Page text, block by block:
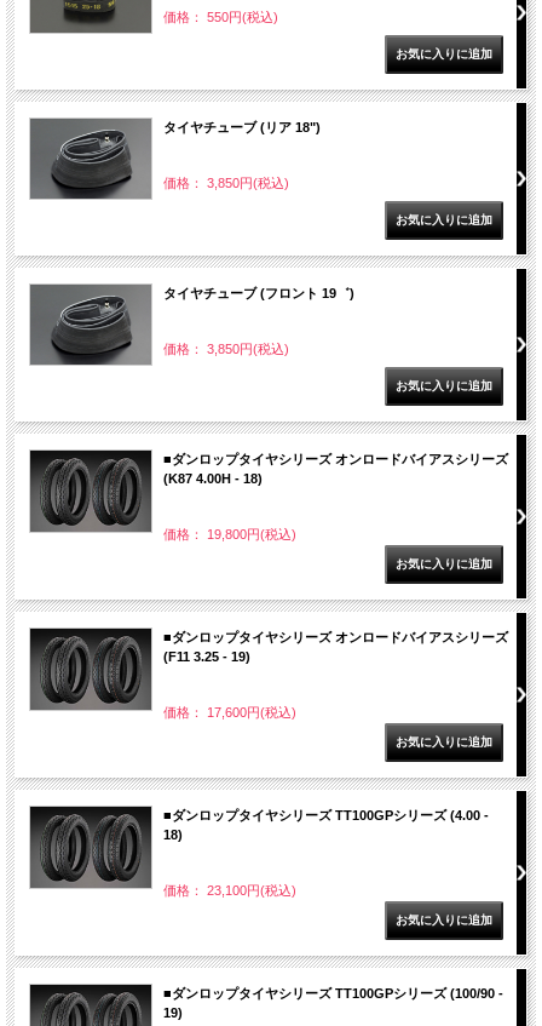
価格： 550円(税込)
タイヤチューブ (リア 18")
価格： 3,850円(税込)
タイヤチューブ (フロント 19゛)
価格： 3,850円(税込)
■ダンロップタイヤシリーズ オンロードバイアスシリーズ
(K87 4.00H - 18)
価格： 19,800円(税込)
■ダンロップタイヤシリーズ オンロードバイアスシリーズ
(F11 3.25 - 19)
価格： 17,600円(税込)
■ダンロップタイヤシリーズ TT100GPシリーズ (4.00 -
18)
価格： 23,100円(税込)
■ダンロップタイヤシリーズ TT100GPシリーズ (100/90 -
19)